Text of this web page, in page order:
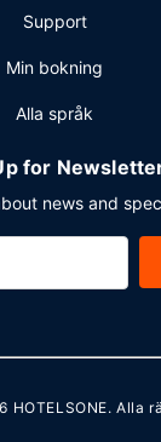
Support
Min bokning
Alla språk
for
news and
HOTELSONE. Alla